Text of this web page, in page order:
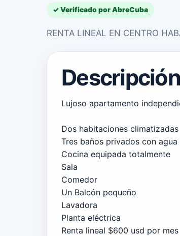
✓ Verificado por AbreCuba
RENTA LINEAL EN CENTRO
Descripción
Lujoso apartamento
Dos habitaciones climatizadas
Tres baños privados con
Cocina equipada totalmente
Sala
Comedor
Un Balcón pequeño
Lavadora
Planta eléctrica
Renta lineal $600 usd por mes